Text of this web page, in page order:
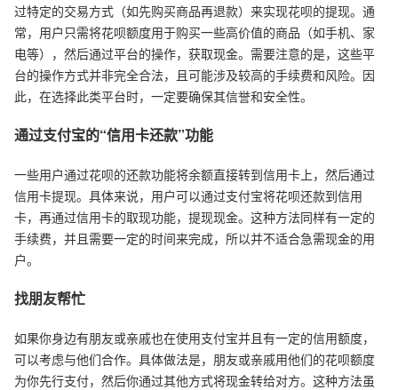
过特定的交易方式（如先购买商品再退款）来实现花呗的提现。通
常，用户只需将花呗额度用于购买一些高价值的商品（如手机、家
电等），然后通过平台的操作，获取现金。需要注意的是，这些平
台的操作方式并非完全合法，且可能涉及较高的手续费和风险。因
此，在选择此类平台时，一定要确保其信誉和安全性。
通过支付宝的“信用卡还款”功能
一些用户通过花呗的还款功能将余额直接转到信用卡上，然后通过
信用卡提现。具体来说，用户可以通过支付宝将花呗还款到信用
卡，再通过信用卡的取现功能，提现现金。这种方法同样有一定的
手续费，并且需要一定的时间来完成，所以并不适合急需现金的用
户。
找朋友帮忙
如果你身边有朋友或亲戚也在使用支付宝并且有一定的信用额度，
可以考虑与他们合作。具体做法是，朋友或亲戚用他们的花呗额度
为你先行支付，然后你通过其他方式将现金转给对方。这种方法虽